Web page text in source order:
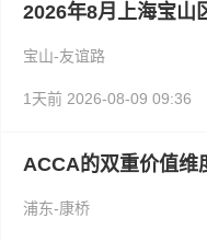
2026年8月上海宝山
宝山-友谊路
1天前 2026-08-09 09:36
ACCA的双重价值维
浦东-康桥